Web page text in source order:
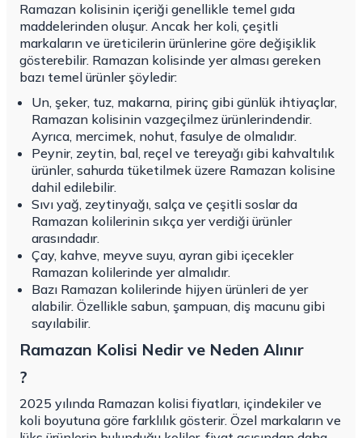
Ramazan kolisinin içeriği genellikle temel gıda
maddelerinden oluşur. Ancak her koli, çeşitli
markaların ve üreticilerin ürünlerine göre değişiklik
gösterebilir. Ramazan kolisinde yer alması gereken
bazı temel ürünler şöyledir:
Un, şeker, tuz, makarna, pirinç gibi günlük ihtiyaçlar,
Ramazan kolisinin vazgeçilmez ürünlerindendir.
Ayrıca, mercimek, nohut, fasulye de olmalıdır.
Peynir, zeytin, bal, reçel ve tereyağı gibi kahvaltılık
ürünler, sahurda tüketilmek üzere Ramazan kolisine
dahil edilebilir.
Sıvı yağ, zeytinyağı, salça ve çeşitli soslar da
Ramazan kolilerinin sıkça yer verdiği ürünler
arasındadır.
Çay, kahve, meyve suyu, ayran gibi içecekler
Ramazan kolilerinde yer almalıdır.
Bazı Ramazan kolilerinde hijyen ürünleri de yer
alabilir. Özellikle sabun, şampuan, diş macunu gibi
sayılabilir.
Ramazan Kolisi Nedir ve Neden Alınır
?
2025 yılında Ramazan kolisi fiyatları, içindekiler ve
koli boyutuna göre farklılık gösterir. Özel markaların ve